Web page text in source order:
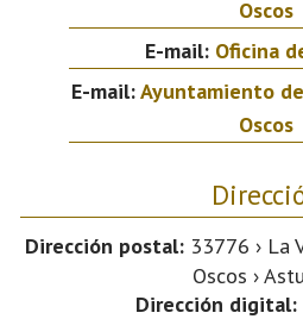
Oscos
E-mail: Oficina
E-mail:Ayuntamiento
Oscos
Dirección postal: 33776 › La
Oscos ›
Dirección digital: